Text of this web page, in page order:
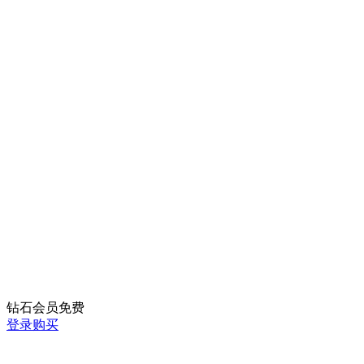
钻石会员免费
登录购买